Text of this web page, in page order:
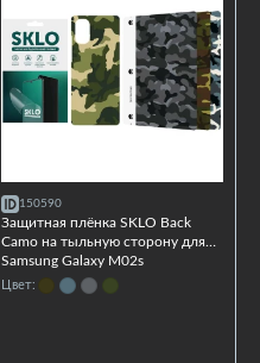
150590
Защитная плёнка SKLO Back
Camo на тыльную сторону для
Samsung Galaxy M02s
Цвет: